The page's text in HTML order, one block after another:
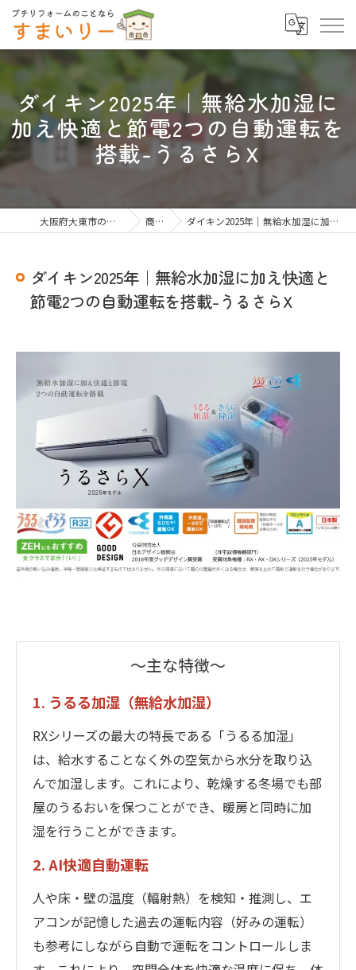
ダイキン2025年｜無給水加湿に
加え快適と節電2つの自動運転を
搭載-うるさらX
大阪府大東市のリフォームならすまいりー 商品一覧 ダイキン2025年｜無給水加湿に加え快適と節電2つの自動運転を搭載-うるさらX
ダイキン2025年｜無給水加湿に加え快適と
節電2つの自動運転を搭載-うるさらX
～主な特徴～
1. うるる加湿（無給水加湿）
RXシリーズの最大の特長である「うるる加湿」
は、給水することなく外の空気から水分を取り込
んで加湿します。これにより、乾燥する冬場でも部
屋のうるおいを保つことができ、暖房と同時に加
湿を行うことができます。
2. AI快適自動運転
人や床・壁の温度（輻射熱）を検知・推測し、エ
アコンが記憶した過去の運転内容（好みの運転）
も参考にしながら自動で運転をコントロールしま